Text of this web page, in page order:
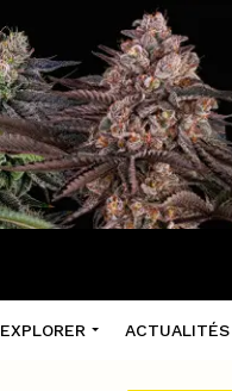
EXPLORER ACTUALITÉS